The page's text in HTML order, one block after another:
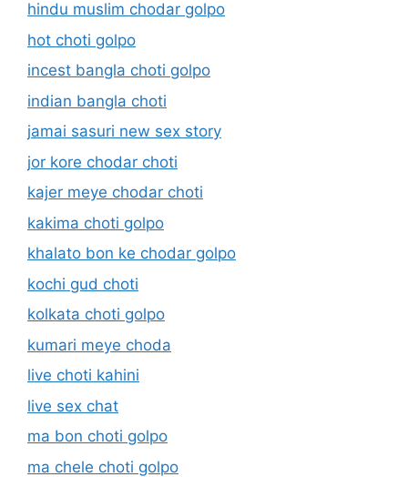
hindu muslim chodar golpo
hot choti golpo
incest bangla choti golpo
indian bangla choti
jamai sasuri new sex story
jor kore chodar choti
kajer meye chodar choti
kakima choti golpo
khalato bon ke chodar golpo
kochi gud choti
kolkata choti golpo
kumari meye choda
live choti kahini
live sex chat
ma bon choti golpo
ma chele choti golpo